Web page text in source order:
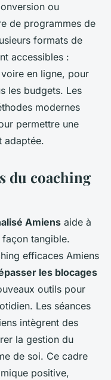
ou
de programmes de
formats de
accessibles :
en ligne, pour
les budgets. Les
modernes
permettre une
adaptée.
du coaching
Amiens aide à
tangible.
efficaces Amiens
les blocages
outils pour
Les séances
intègrent des
la gestion du
de soi. Ce cadre
positive,